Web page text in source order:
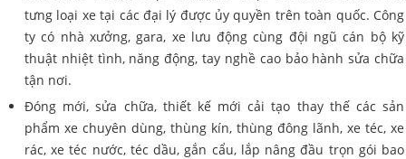
tưng loại xe tại các đại lý được ủy quyền trên toàn quốc. Công
ty có nhà xưởng, gara, xe lưu động cùng đội ngũ cán bộ kỹ
thuật nhiệt tình, năng động, tay nghề cao bảo hành sửa chữa
tận nơi.
Đóng mới, sửa chữa, thiết kế mới cải tạo thay thế các sản
phẩm xe chuyên dùng, thùng kín, thùng đông lãnh, xe téc, xe
rác, xe téc nước, téc dầu, gắn cẩu, lắp nâng đầu trọn gói bao